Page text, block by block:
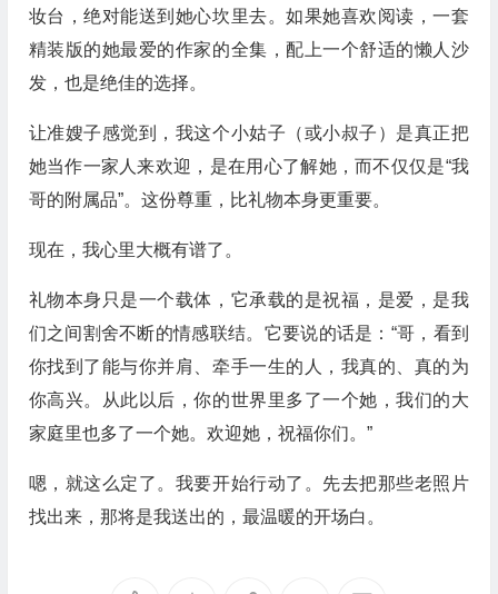
妆台，绝对能送到她心坎里去。如果她喜欢阅读，一套
精装版的她最爱的作家的全集，配上一个舒适的懒人沙
发，也是绝佳的选择。
让准嫂子感觉到，我这个小姑子（或小叔子）是真正把
她当作一家人来欢迎，是在用心了解她，而不仅仅是“我
哥的附属品”。这份尊重，比礼物本身更重要。
现在，我心里大概有谱了。
礼物本身只是一个载体，它承载的是祝福，是爱，是我
们之间割舍不断的情感联结。它要说的话是：“哥，看到
你找到了能与你并肩、牵手一生的人，我真的、真的为
你高兴。从此以后，你的世界里多了一个她，我们的大
家庭里也多了一个她。欢迎她，祝福你们。”
嗯，就这么定了。我要开始行动了。先去把那些老照片
找出来，那将是我送出的，最温暖的开场白。